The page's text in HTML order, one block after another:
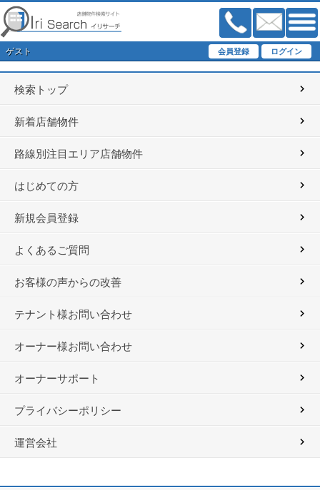
ゲスト
検索トップ
新着店舗物件
路線別注目エリア店舗物件
はじめての方
新規会員登録
よくあるご質問
お客様の声からの改善
テナント様お問い合わせ
オーナー様お問い合わせ
オーナーサポート
プライバシーポリシー
運営会社